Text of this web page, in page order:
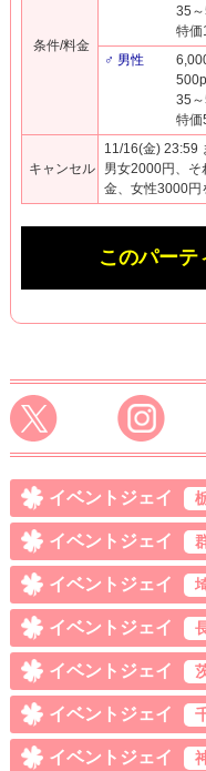
条件/料金
35
特
♂ 男性
35
特
キャンセル
11/16(金) 23:59
男女2000円、そ
金、女性3000円
このパーテ
イベントジェイ
イベントジェイ
イベントジェイ
イベントジェイ
イベントジェイ
イベントジェイ
イベントジェイ